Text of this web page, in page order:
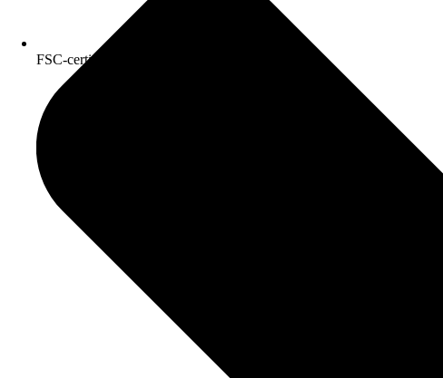
FSC-certificeret kvalitetspapir